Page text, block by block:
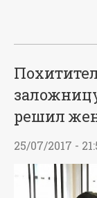
решил
25/07/2017 -